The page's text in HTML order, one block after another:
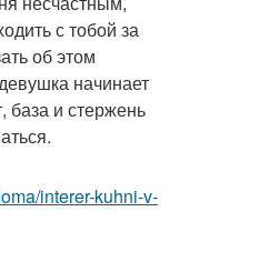
с тобой за
об этом
начинает
база и стержень
interer-kuhni-v-